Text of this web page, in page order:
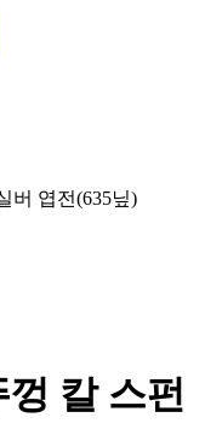
버 엽전(635닢)
칼 스펀